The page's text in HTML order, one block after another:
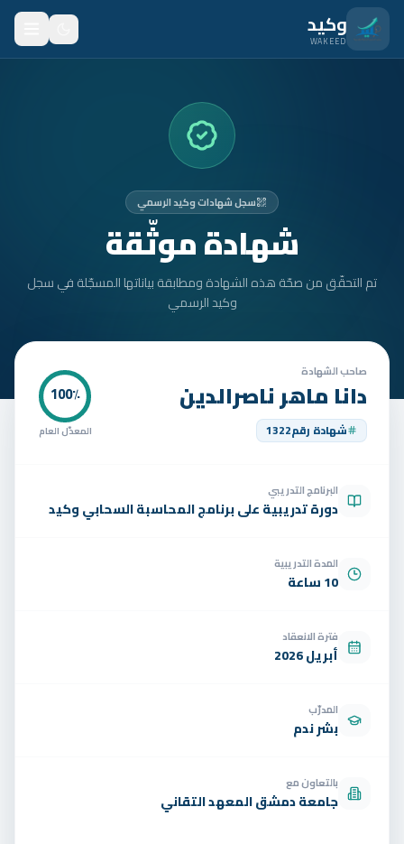
انتقل للمحتوى الرئيسي
وكيد
WAKEED
المتدربون
الأمان
تواصل
الوظائف
سجل شهادات وكيد الرسمي
شهادة موثّقة
تم التحقّق من صحّة هذه الشهادة ومطابقة بياناتها المسجّلة في سجل
وكيد الرسمي
صاحب الشهادة
دانا ماهر ناصرالدين
شهادة رقم1322
100٪
المعدّل العام
البرنامج التدريبي
دورة تدريبية على برنامج المحاسبة السحابي وكيد
المدة التدريبية
10 ساعة
فترة الانعقاد
أبريل 2026
المدرّب
بشر ندم
بالتعاون مع
جامعة دمشق المعهد التقاني